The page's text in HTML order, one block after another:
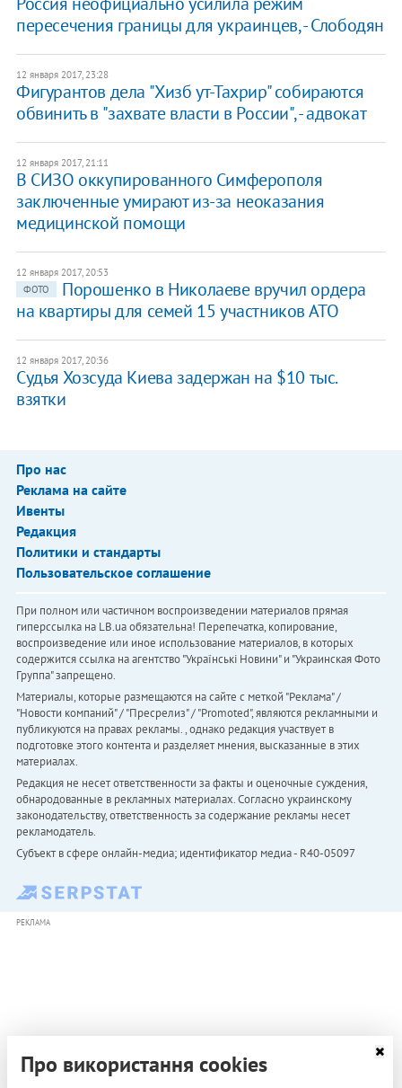
пересечения границы для украинцев, - Слободян
12 января 2017, 23:28
Фигурантов дела "Хизб ут-Тахрир" собираются
обвинить в "захвате власти в России", - адвокат
12 января 2017, 21:11
В СИЗО оккупированного Симферополя
заключенные умирают из-за неоказания
медицинской помощи
12 января 2017, 20:53
ФОТО
Порошенко в Николаеве вручил ордера
на квартиры для семей 15 участников АТО
12 января 2017, 20:36
Судья Хозсуда Киева задержан на $10 тыс.
взятки
Про нас
Реклама на сайте
Ивенты
Редакция
Политики и стандарты
Пользовательское соглашение
При полном или частичном воспроизведении материалов прямая
гиперссылка на LB.ua обязательна! Перепечатка, копирование,
воспроизведение или иное использование материалов, в которых
содержится ссылка на агентство "Українськi Новини" и "Украинская Фото
Группа" запрещено.
Материалы, которые размещаются на сайте с меткой "Реклама" /
"Новости компаний" / "Пресрелиз" / "Promoted", являются рекламными и
публикуются на правах рекламы. , однако редакция участвует в
подготовке этого контента и разделяет мнения, высказанные в этих
материалах.
Редакция не несет ответственности за факты и оценочные суждения,
обнародованные в рекламных материалах. Согласно украинскому
законодательству, ответственность за содержание рекламы несет
рекламодатель.
Субъект в сфере онлайн-медиа; идентификатор медиа - R40-05097
РЕКЛАМА
Про використання cookies